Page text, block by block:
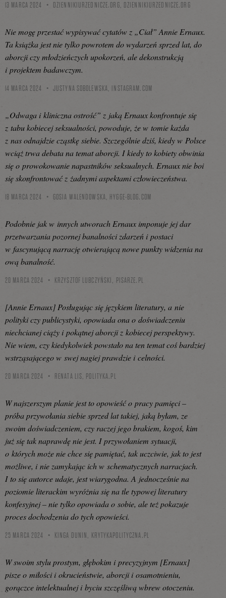
13 MARCA 2024 DZIENNIKIURZEDNICZE.ORG, DZIENNIKIURZEDNICZE.ORG
Nie mogę przestać wypisywać cytatów z „Ciał” Annie Ernaux.
Ta książka jest nie tylko powrotem do wydarzeń sprzed lat, do
aborcji czy młodzieńczych upokorzeń, ale dekonstrukcją
i projektem badawczym.
14 MARCA 2024 JUSTYNA SOBOLEWSKA, INSTAGRAM.COM
„Odwaga i kliniczna ostrość” z jaką Ernaux konfrontuje się
z tabu kobiecej seksualności, powoduje, że w tomie każda
z nas odnajdzie cząstkę siebie. Szczególnie dziś, kiedy w Polsce
wciąż trwa debata na temat aborcji. I kiedy to kobiety obwinia
się o prowokowanie napastników seksualnych. Ernaux nie boi
się skonfrontować z żadnymi aspektami człowieczeństwa.
18 MARCA 2024 GOSIA WALENDOWSKA, HYGGE-BLOG.COM
Podobnie jak w innych utworach Ernaux imponuje jej dar
przetwarzania pozornej banalności zdarzeń i postaci
w fascynującą narrację otwierającą nowe punkty widzenia na
ową banalność.
20 MARCA 2024 KRZYSZTOF LUBCZYŃSKI, PISARZE.PL
[Annie Ernaux] Posługując się językiem literatury, a nie
polityki czy publicystyki, opowiada ona o doświadczeniu
niechcianej ciąży i pokątnej aborcji z kobiecej perspektywy.
Nie wiem, czy kiedykolwiek powstało na ten temat coś bardziej
wstrząsającego w swej nagiej prawdzie i celności.
20 MARCA 2024 RENATA LIS, POLITYKA.PL
W najszerszym planie jest to opowieść o pracy pamięci –
próba przywołania siebie sprzed lat takiej, jaką byłam, ze
swoim doświadczeniem, czy raczej jego brakiem, kogoś, kim
już się tak naprawdę nie jest. I przywołaniem sytuacji,
o których może nie chce się pamiętać, tak uczciwie, jak to jest
możliwe, i nie zamykając ich w schematycznych narracjach.
I to się autorce udaje, jest wiarygodna. A jednocześnie na
poziomie literackim wyróżnia się na tle typowej literatury
konfesyjnej – nie tylko opowiada o sobie, ale też pokazuje
proces dochodzenia do tych opowieści.
25 MARCA 2024 KINGA DUNIN, KRYTYKAPOLITYCZNA.PL
W swoim stylu prostym, głębokim i precyzyjnym [Ernaux]
pisze o miłości i okrucieństwie, aborcji i osamotnieniu,
gorączce intelektualnej i byciu szczęśliwą wbrew otoczeniu.